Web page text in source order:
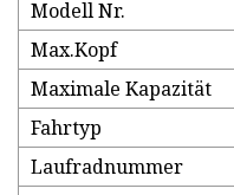
Modell Nr.
Max.Kopf
Maximale Kapazität
Fahrtyp
Laufradnummer